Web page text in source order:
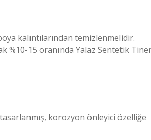
kalıntılarından temizlenmelidir.
%10-15 oranında Yalaz Sentetik
korozyon önleyici özelliğe